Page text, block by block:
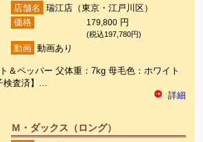
店舗名
瑞江店（東京・江戸川区）
価格
179,800 円
(税込197,780円)
動画 動画あり
＆ペッパー 父体重：7kg 母毛色：ホワイト
検査済】...
詳細
Ｍ・ダックス（ロング）